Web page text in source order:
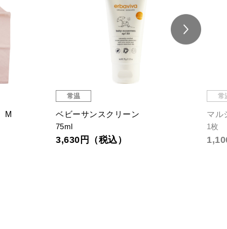
M
常温
ベビーサンスクリーン
75ml
3,630円（税込）
常
マ
1枚